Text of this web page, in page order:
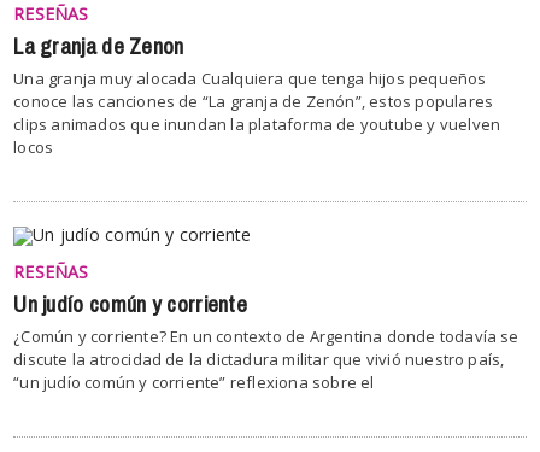
RESEÑAS
La granja de Zenon
Una granja muy alocada Cualquiera que tenga hijos pequeños
conoce las canciones de “La granja de Zenón”, estos populares
clips animados que inundan la plataforma de youtube y vuelven
locos
RESEÑAS
Un judío común y corriente
¿Común y corriente? En un contexto de Argentina donde todavía se
discute la atrocidad de la dictadura militar que vivió nuestro país,
“un judío común y corriente” reflexiona sobre el